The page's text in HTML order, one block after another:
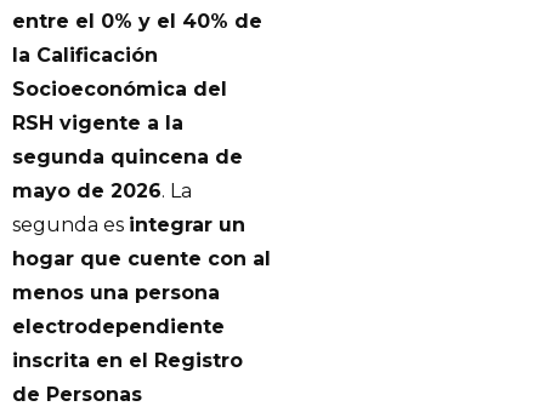
entre el 0% y el 40% de
la Calificación
Socioeconómica del
RSH vigente a la
segunda quincena de
mayo de 2026. La
segunda es integrar un
hogar que cuente con al
menos una persona
electrodependiente
inscrita en el Registro
de Personas